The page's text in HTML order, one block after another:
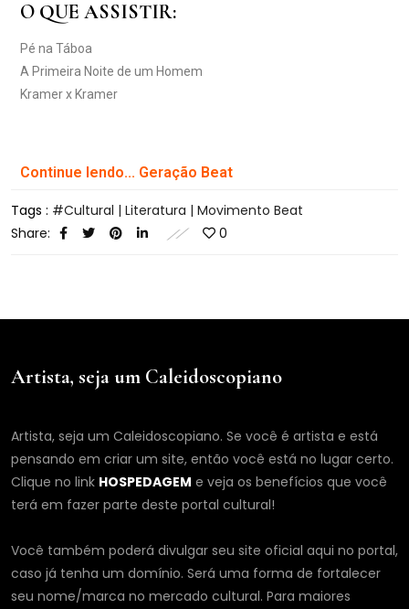
O QUE ASSISTIR:
Pé na Táboa
A Primeira Noite de um Homem
Kramer x Kramer
Continue lendo... Geração Beat
Tags :
Cultural | Literatura | Movimento Beat
Share:
0
Artista, seja um Caleidoscopiano
Artista, seja um Caleidoscopiano. Se você é artista e está
pensando em criar um site, então você está no lugar certo.
Clique no link HOSPEDAGEM e veja os benefícios que você
terá em fazer parte deste portal cultural!
Você também poderá divulgar seu site oficial aqui no portal,
caso já tenha um domínio. Será uma forma de fortalecer
seu nome/marca no mercado cultural. Para maiores